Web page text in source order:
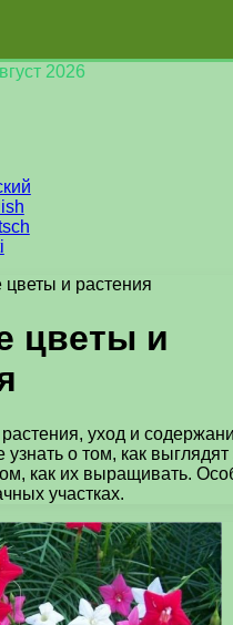
2026
и растения
цветы и
уход и
узнать о том, как выглядят
как их выращивать.
участках.